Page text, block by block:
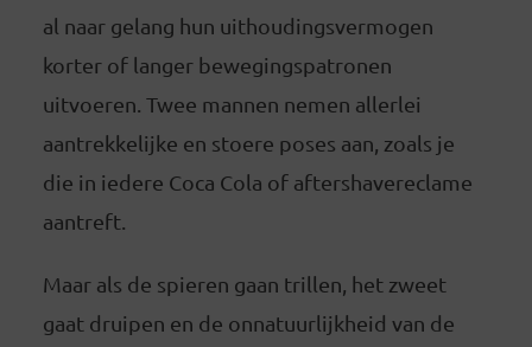
al naar gelang hun uithoudingsvermogen
korter of langer bewegingspatronen
uitvoeren. Twee mannen nemen allerlei
aantrekkelijke en stoere poses aan, zoals je
die in iedere Coca Cola of aftershavereclame
aantreft.
Maar als de spieren gaan trillen, het zweet
gaat druipen en de onnatuurlijkheid van de